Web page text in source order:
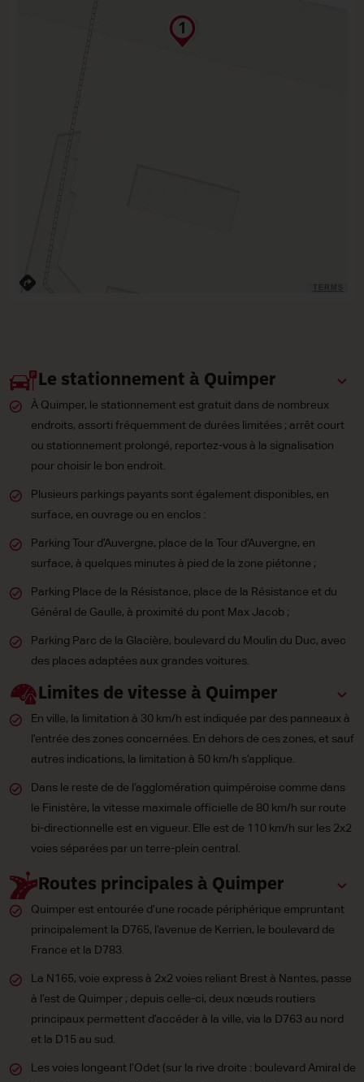
Le stationnement à Quimper
À Quimper, le stationnement est gratuit dans de nombreux
endroits, assorti fréquemment de durées limitées ; arrêt court
ou stationnement prolongé, reportez-vous à la signalisation
pour choisir le bon endroit.
Plusieurs parkings payants sont également disponibles, en
surface, en ouvrage ou en enclos :
Parking Tour d’Auvergne, place de la Tour d’Auvergne, en
surface, à quelques minutes à pied de la zone piétonne ;
Parking Place de la Résistance, place de la Résistance et du
Général de Gaulle, à proximité du pont Max Jacob ;
Parking Parc de la Glacière, boulevard du Moulin du Duc, avec
des places adaptées aux grandes voitures.
Limites de vitesse à Quimper
En ville, la limitation à 30 km/h est indiquée par des panneaux à
l’entrée des zones concernées. En dehors de ces zones, et sauf
autres indications, la limitation à 50 km/h s’applique.
Dans le reste de de l’agglomération quimpéroise comme dans
le Finistère, la vitesse maximale officielle de 80 km/h sur route
bi-directionnelle est en vigueur. Elle est de 110 km/h sur les 2x2
voies séparées par un terre-plein central.
Routes principales à Quimper
Quimper est entourée d’une rocade périphérique empruntant
principalement la D765, l’avenue de Kerrien, le boulevard de
France et la D783.
La N165, voie express à 2x2 voies reliant Brest à Nantes, passe
à l’est de Quimper ; depuis celle-ci, deux nœuds routiers
principaux permettent d’accéder à la ville, via la D763 au nord
et la D15 au sud.
Les voies longeant l’Odet (sur la rive droite : boulevard Amiral de